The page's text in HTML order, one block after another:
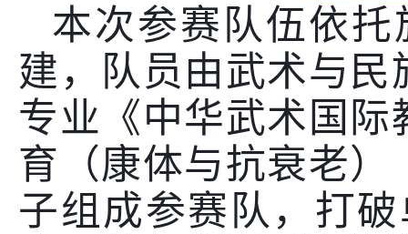
本次参赛队伍依
建，队员由武术与
专业《中华武术国
育（康体与抗衰老
子组成参赛队，打